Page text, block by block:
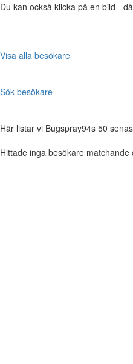
Du kan också klicka på en bild -
Visa alla besökare
Sök besökare
Här listar vi Bugspray94s 50
Hittade inga besökare matchande